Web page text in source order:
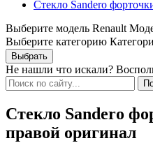
Стекло Sandero
Выберите модель Renault
Выберите категорию
Не нашли что искали?
Стекло Sandero
правой оригинал